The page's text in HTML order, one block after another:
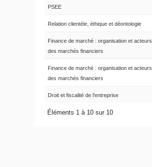
PSEE
Relation clientèle, éthique et déontologie
Finance de marché : organisation et acteurs
des marchés financiers
Finance de marché : organisation et acteurs
des marchés financiers
Droit et fiscalité de l'entreprise
Éléments 1 à 10 sur 10